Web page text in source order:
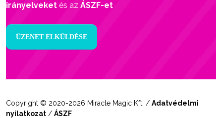
irányelveket és az ÁSZF-et
Copyright © 2020-2026 Miracle Magic Kft. / Adatvédelmi
nyilatkozat / ÁSZF